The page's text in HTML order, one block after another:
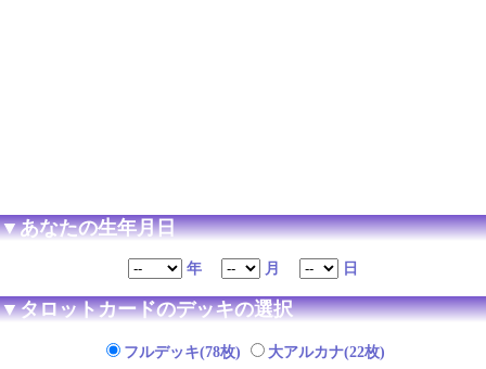
▼あなたの生年月日
年 月 日
▼タロットカードのデッキの選択
フルデッキ(78枚) 大アルカナ(22枚)